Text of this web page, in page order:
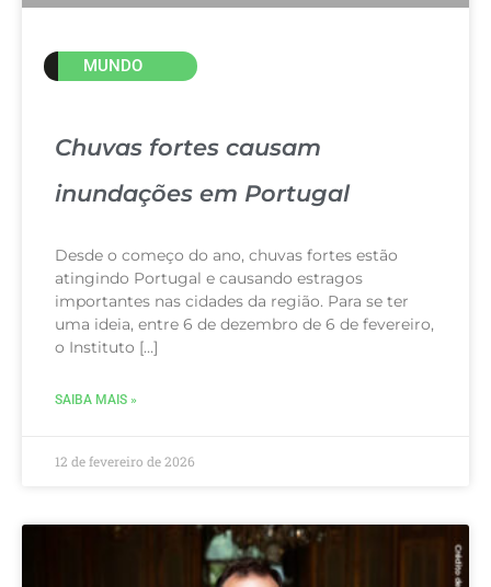
MUNDO
Chuvas fortes causam
inundações em Portugal
Desde o começo do ano, chuvas fortes estão
atingindo Portugal e causando estragos
importantes nas cidades da região. Para se ter
uma ideia, entre 6 de dezembro de 6 de fevereiro,
o Instituto […]
SAIBA MAIS »
12 de fevereiro de 2026